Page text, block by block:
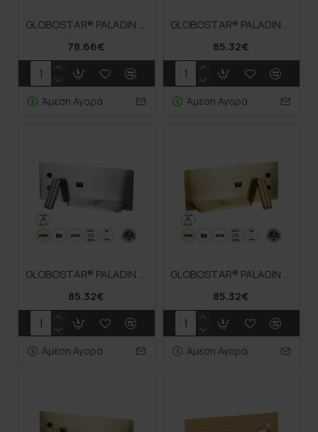
GLOBOSTAR® PALADIN 61354 Μοντέρνο Φωτιστικό Τοίχου - Απλίκα Ξενοδοχείου Reading Light με Φορτιστή USB 3A & Wireless 20W LED 6W 720lm 36° & 360° AC 220-240V IP20 Φυσικό Λευκό 4500K - Bridgelux COB Chip & TÜV SÜD Driver - Λευκό Ματ - Μ30 x Π11 x
78.66€
Άμεση Αγορά
GLOBOSTAR® PALADIN 61355 Μοντέρνο Φωτιστικό Τοίχου - Απλίκα Ξενοδοχείου Reading Light με Φορτιστή USB 3A & Wireless 20W LED 6W 720lm 36° & 360° AC 220-240V IP20 Φυσικό Λευκό 4500K - Bridgelux COB Chip & TÜV SÜD Driver - Νίκελ Βούρτσας - Μ30 x
85.32€
Άμεση Αγορά
GLOBOSTAR® PALADIN 61356 Μοντέρνο Φωτιστικό Τοίχου - Απλίκα Ξενοδοχείου Reading Light με Φορτιστή USB 3A & Wireless 20W LED 6W 720lm 36° & 360° AC 220-240V IP20 Φυσικό Λευκό 4500K - Bridgelux COB Chip & TÜV SÜD Driver - Νίκελ Βούρτσας - Μ30 x
85.32€
Άμεση Αγορά
GLOBOSTAR® PALADIN 61357 Μοντέρνο Φωτιστικό Τοίχου - Απλίκα Ξενοδοχείου Reading Light με Φορτιστή USB 3A & Wireless 20W LED 6W 720lm 36° & 360° AC 220-240V IP20 Φυσικό Λευκό 4500K - Bridgelux COB Chip & TÜV SÜD Driver - Χρυσό Βούρτσας - Μ30 x
85.32€
Άμεση Αγορά